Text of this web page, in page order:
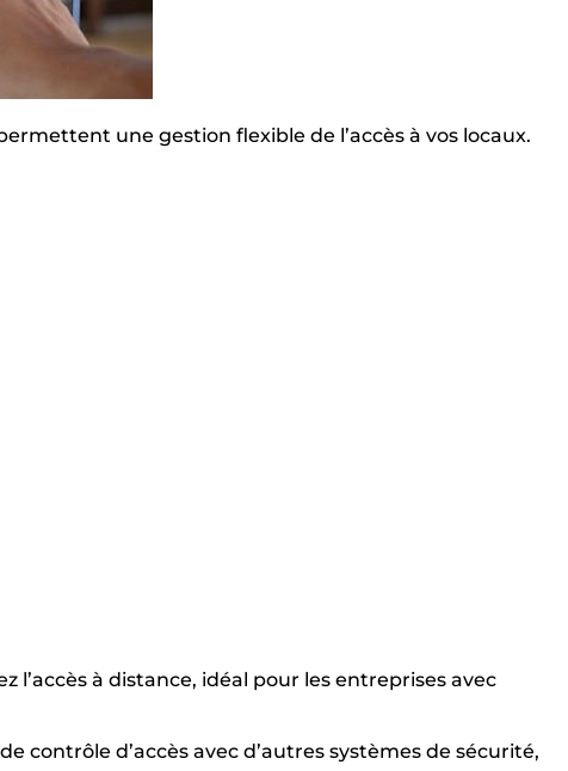
une gestion flexible de l’accès à vos locaux.
l’accès à distance, idéal pour les entreprises avec
contrôle d’accès avec d’autres systèmes de sécurité,